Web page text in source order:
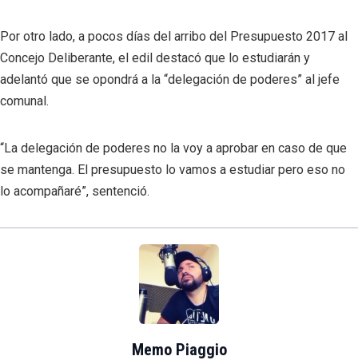
Por otro lado, a pocos días del arribo del Presupuesto 2017 al
Concejo Deliberante, el edil destacó que lo estudiarán y
adelantó que se opondrá a la “delegación de poderes” al jefe
comunal.
“La delegación de poderes no la voy a aprobar en caso de que
se mantenga. El presupuesto lo vamos a estudiar pero eso no
lo acompañaré”, sentenció.
Memo Piaggio